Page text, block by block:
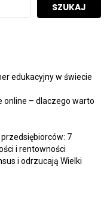
SZUKAJ
edukacyjny w świecie
online – dlaczego warto
7
i rentowności
i odrzucają Wielki